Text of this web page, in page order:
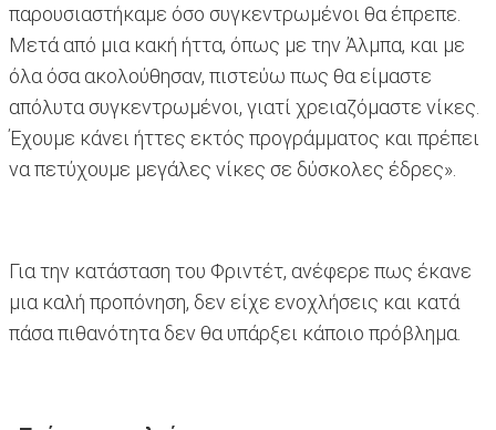
παρουσιαστήκαμε όσο συγκεντρωμένοι θα έπρεπε.
Μετά από μια κακή ήττα, όπως με την Άλμπα, και με
όλα όσα ακολούθησαν, πιστεύω πως θα είμαστε
απόλυτα συγκεντρωμένοι, γιατί χρειαζόμαστε νίκες.
Έχουμε κάνει ήττες εκτός προγράμματος και πρέπει
να πετύχουμε μεγάλες νίκες σε δύσκολες έδρες».
Για την κατάσταση του Φριντέτ, ανέφερε πως έκανε
μια καλή προπόνηση, δεν είχε ενοχλήσεις και κατά
πάσα πιθανότητα δεν θα υπάρξει κάποιο πρόβλημα.